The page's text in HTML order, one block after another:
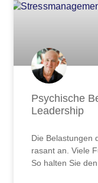
Psychische
Leadership
Die Belastungen
rasant an. Viele
So halten Sie